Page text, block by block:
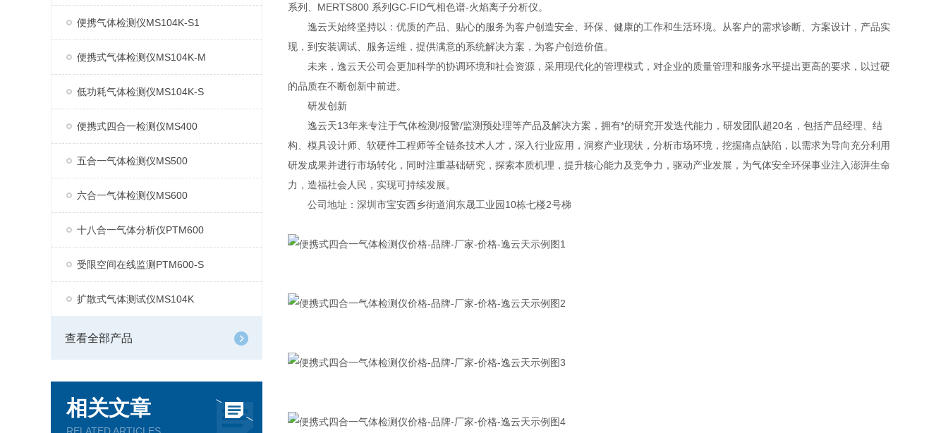
便携气体检测仪MS104K-S1
便携式气体检测仪MS104K-M
低功耗气体检测仪MS104K-S
便携式四合一检测仪MS400
五合一气体检测仪MS500
六合一气体检测仪MS600
十八合一气体分析仪PTM600
受限空间在线监测PTM600-S
扩散式气体测试仪MS104K
查看全部产品
相关文章
系列、MERTS800 系列GC-FID气相色谱-火焰离子分析仪。
逸云天始终坚持以：优质的产品、贴心的服务为客户创造安全、环保、健康的工作和生活环境。从客户的需求诊断、方案设计，产品实
现，到安装调试、服务运维，提供满意的系统解决方案，为客户创造价值。
未来，逸云天公司会更加科学的协调环境和社会资源，采用现代化的管理模式，对企业的质量管理和服务水平提出更高的要求，以过硬
的品质在不断创新中前进。
研发创新
逸云天13年来专注于气体检测/报警/监测预处理等产品及解决方案，拥有*的研究开发迭代能力，研发团队超20名，包括产品经理、结
构、模具设计师、软硬件工程师等全链条技术人才，深入行业应用，洞察产业现状，分析市场环境，挖掘痛点缺陷，以需求为导向充分利用
研发成果并进行市场转化，同时注重基础研究，探索本质机理，提升核心能力及竞争力，驱动产业发展，为气体安全环保事业注入澎湃生命
力，造福社会人民，实现可持续发展。
公司地址：深圳市宝安西乡街道润东晟工业园10栋七楼2号梯